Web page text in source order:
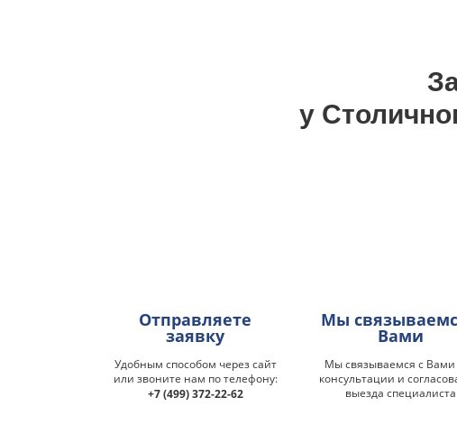
у
Отправляете
заявку
Удобным способом через сайт
или звоните нам по телефону:
+7 (499) 372-22-62
Мы
Вами
Мы связываемся с Вами
консультации и
выезда специалиста